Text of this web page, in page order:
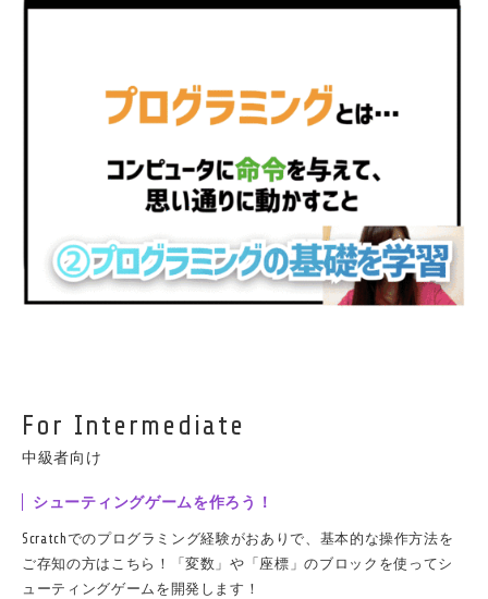
For Intermediate
中級者向け
シューティングゲームを作ろう！
Scratchでのプログラミング経験がおありで、基本的な操作方法を
ご存知の方はこちら！「変数」や「座標」のブロックを使ってシ
ューティングゲームを開発します！